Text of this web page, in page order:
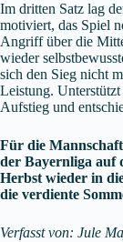
Im dritten Satz lag
motiviert, das Spiel
Angriff über die
wieder
sich den Sieg nicht
Leistung.
Aufstieg und
Für die
der Bayernliga auf
Herbst wieder in
die verdiente
Verfasst von: Jule